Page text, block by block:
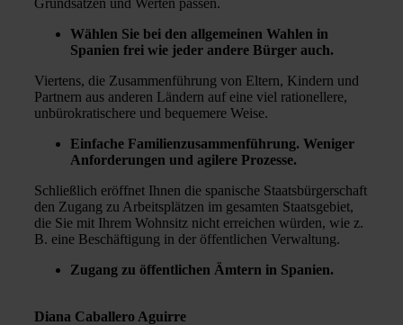
Grundsätzen und Werten passen.
Wählen Sie bei den allgemeinen Wahlen in
Spanien frei wie jeder andere Bürger auch.
Viertens, die Zusammenführung von Eltern, Kindern und
Partnern aus anderen Ländern auf eine viel rationellere,
unbürokratischere und bequemere Weise.
Einfache Familienzusammenführung. Weniger
Anforderungen und agilere Prozesse.
Schließlich eröffnet Ihnen die spanische Staatsbürgerschaft
den Zugang zu Arbeitsplätzen im gesamten Staatsgebiet,
die Sie mit Ihrem Wohnsitz nicht erreichen würden, wie z.
B. eine Beschäftigung in der öffentlichen Verwaltung.
Zugang zu öffentlichen Ämtern in Spanien.
Diana Caballero Aguirre